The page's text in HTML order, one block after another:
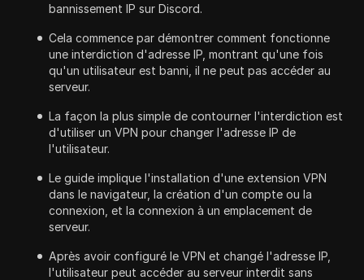
bannissement IP sur Discord.
Cela commence par démontrer comment fonctionne
une interdiction d'adresse IP, montrant qu'une fois
qu'un utilisateur est banni, il ne peut pas accéder au
serveur.
La façon la plus simple de contourner l'interdiction est
d'utiliser un VPN pour changer l'adresse IP de
l'utilisateur.
Le guide implique l'installation d'une extension VPN
dans le navigateur, la création d'un compte ou la
connexion, et la connexion à un emplacement de
serveur.
Après avoir configuré le VPN et changé l'adresse IP,
l'utilisateur peut accéder au serveur interdit sans